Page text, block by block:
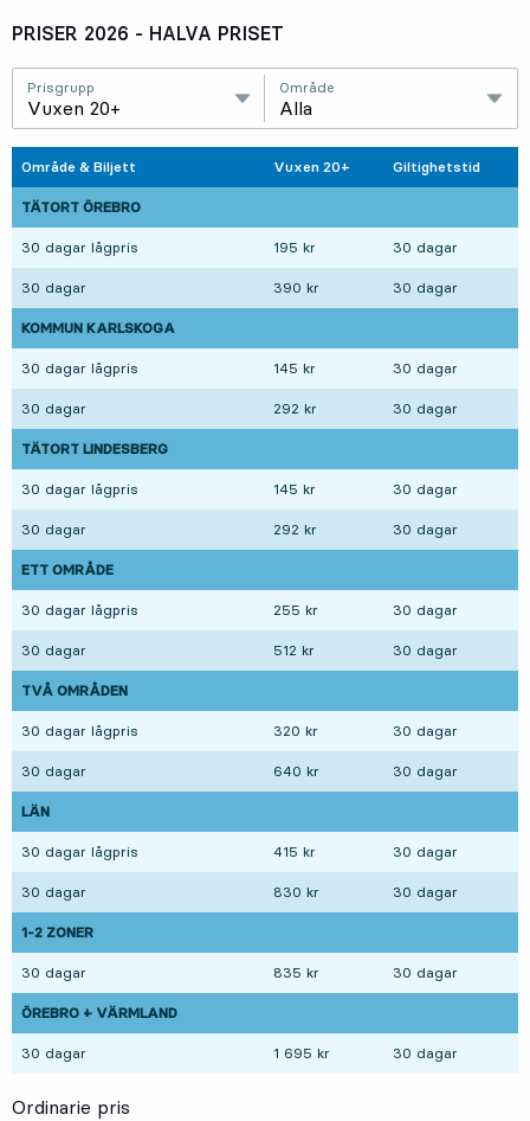
PRISER 2026 - HALVA PRISET
Prisgrupp
Vuxen 20+
Område
Alla
Område & Biljett Vuxen 20+ Giltighetstid
TÄTORT ÖREBRO
30 dagar lågpris 195 kr 30 dagar
30 dagar 390 kr 30 dagar
KOMMUN KARLSKOGA
30 dagar lågpris 145 kr 30 dagar
30 dagar 292 kr 30 dagar
TÄTORT LINDESBERG
30 dagar lågpris 145 kr 30 dagar
30 dagar 292 kr 30 dagar
ETT OMRÅDE
30 dagar lågpris 255 kr 30 dagar
30 dagar 512 kr 30 dagar
TVÅ OMRÅDEN
30 dagar lågpris 320 kr 30 dagar
30 dagar 640 kr 30 dagar
LÄN
30 dagar lågpris 415 kr 30 dagar
30 dagar 830 kr 30 dagar
1-2 ZONER
30 dagar 835 kr 30 dagar
ÖREBRO + VÄRMLAND
30 dagar 1 695 kr 30 dagar
Ordinarie pris